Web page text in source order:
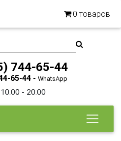
0 товаров
744-65-44
65-44 - WhatsApp
- 20:00